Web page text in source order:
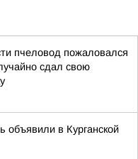
пчеловод пожаловался
сдал свою
объявили в Курганской